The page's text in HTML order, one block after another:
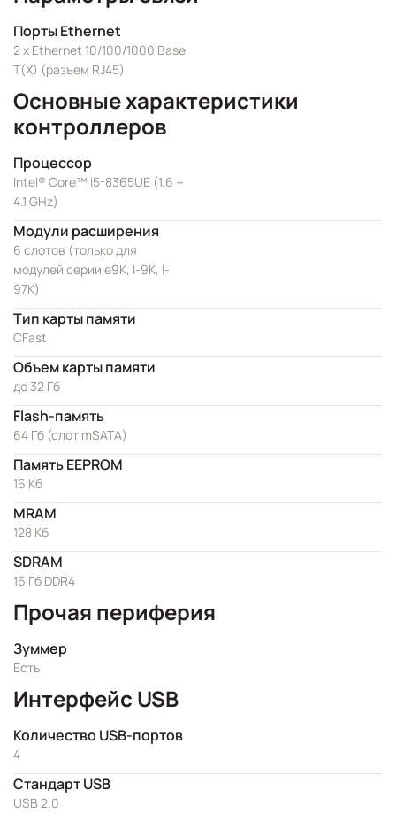
Порты Ethernet
2 x Ethernet 10/100/1000 Base
T(X) (разъем RJ45)
Основные характеристики
контроллеров
Процессор
Intel® Core™ i5-8365UE (1.6 ~
4.1 GHz)
Модули расширения
6 слотов (только для
модулей серии e9K, I-9K, I-
97K)
Тип карты памяти
CFast
Объем карты памяти
до 32 Гб
Flash-память
64 Гб (слот mSATA)
Память EEPROM
16 Кб
MRAM
128 Кб
SDRAM
16 Гб DDR4
Прочая периферия
Зуммер
Есть
Интерфейс USB
Количество USB-портов
4
Стандарт USB
USB 2.0